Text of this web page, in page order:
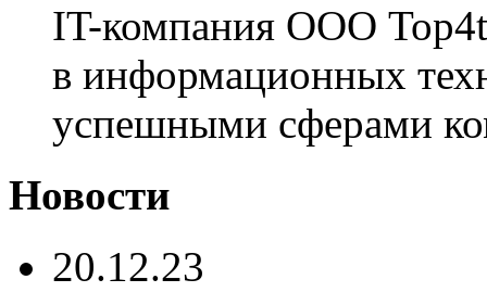
IT-компания ООО
в информационных
успешными сферами
Новости
20.12.23